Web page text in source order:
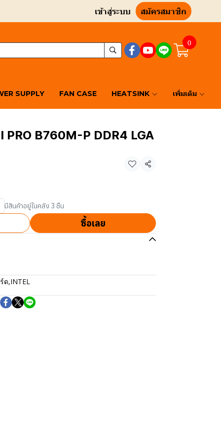
เข้าสู่ระบบ สมัครสมาชิก
0
SUPPLY FAN CASE HEATSINK เพิ่มเติม
PRO B760M-P DDR4 LGA
แชร์
มีสินค้าอยู่ในคลัง 3 ชิ้น
ซื้อเลย
ด,INTEL